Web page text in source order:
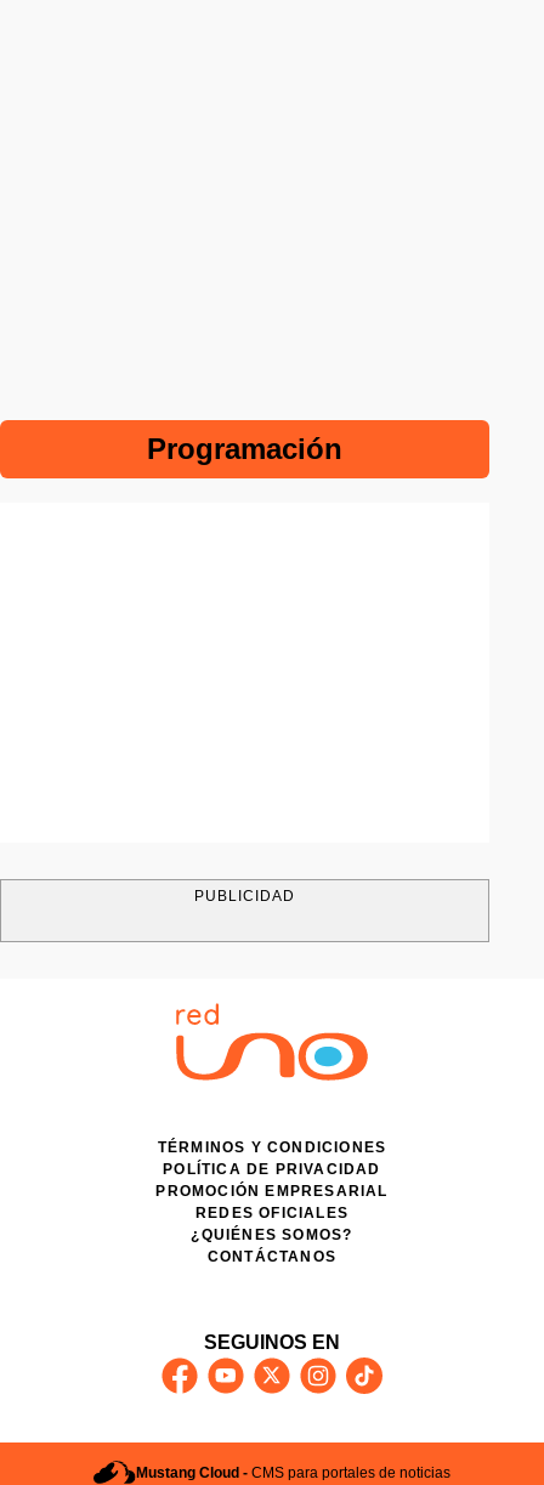
Programación
PUBLICIDAD
TÉRMINOS Y CONDICIONES
POLÍTICA DE PRIVACIDAD
PROMOCIÓN EMPRESARIAL
REDES OFICIALES
¿QUIÉNES SOMOS?
CONTÁCTANOS
SEGUINOS EN
Mustang Cloud -CMS para portales de noticias